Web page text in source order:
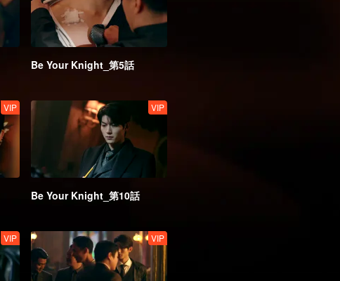
Be Your Knight_第5話
VIP VIP
Be Your Knight_第10話
VIP VIP